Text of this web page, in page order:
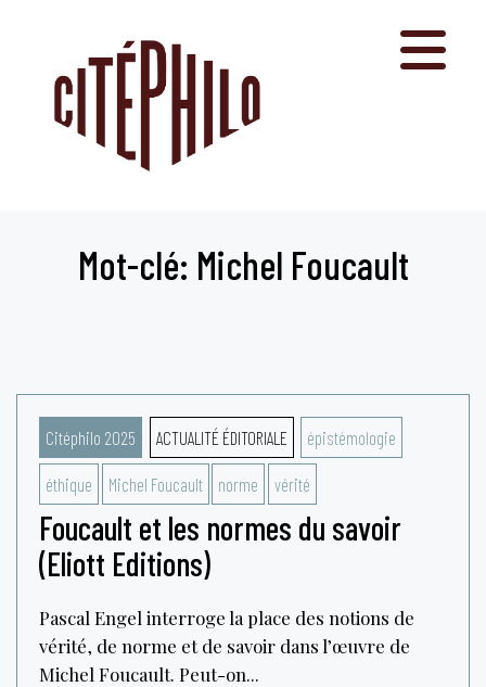
Mot-clé: Michel Foucault
Citéphilo 2025 ACTUALITÉ ÉDITORIALE épistémologie
éthique Michel Foucault norme vérité
Foucault et les normes du savoir
(Eliott Editions)
Pascal Engel interroge la place des notions de
vérité, de norme et de savoir dans l’œuvre de
Michel Foucault. Peut-on...